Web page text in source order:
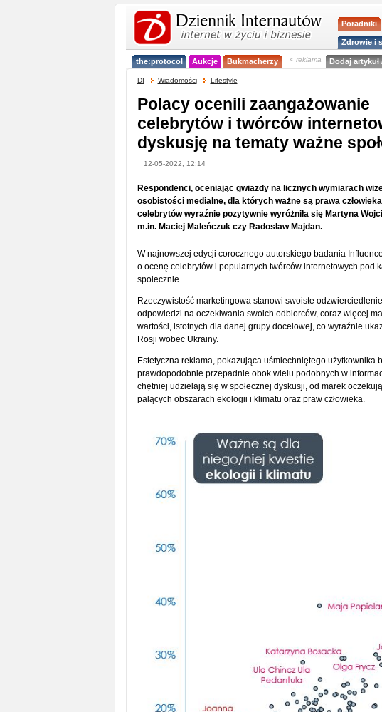
Poradniki
Zdrowie i
the:protocol Aukcje Bukmacherzy < reklama Dodaj artykuł
DI Wiadomości Lifestyle
Polacy ocenili zaangażowanie
celebrytów i twórców
dyskusję na tematy ważne
12-05-2022, 12:14
Respondenci, oceniając gwiazdy na licznych wymiarach
osobistości medialne, dla których ważne są prawa
celebrytów wyraźnie pozytywnie wyróżniła się Martyna
m.in. Maciej Maleńczuk czy Radosław Majdan.
W najnowszej edycji corocznego autorskiego badania
o ocenę celebrytów i popularnych twórców internetowych pod
społecznie.
Rzeczywistość marketingowa stanowi swoiste
odpowiedzi na oczekiwania swoich odbiorców, coraz więcej
wartości, istotnych dla danej grupy docelowej, co wyraźnie
Rosji wobec Ukrainy.
Estetyczna reklama, pokazująca uśmiechniętego użytkownika
prawdopodobnie przepadnie obok wielu podobnych w
chętniej udzielają się w społecznej dyskusji, od marek
palących obszarach ekologii i klimatu oraz praw człowieka.